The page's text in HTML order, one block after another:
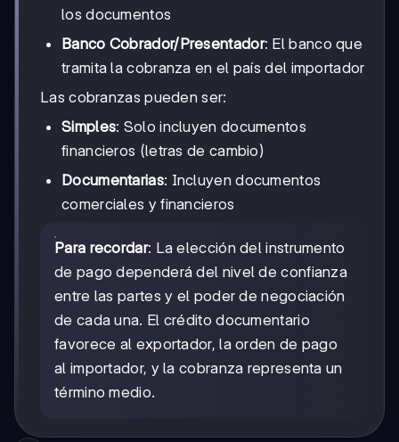
los documentos
Banco Cobrador/Presentador: El banco que
tramita la cobranza en el país del importador
Las cobranzas pueden ser:
Simples: Solo incluyen documentos
financieros (letras de cambio)
Documentarias: Incluyen documentos
comerciales y financieros
Para recordar: La elección del instrumento
de pago dependerá del nivel de confianza
entre las partes y el poder de negociación
de cada una. El crédito documentario
favorece al exportador, la orden de pago
al importador, y la cobranza representa un
término medio.